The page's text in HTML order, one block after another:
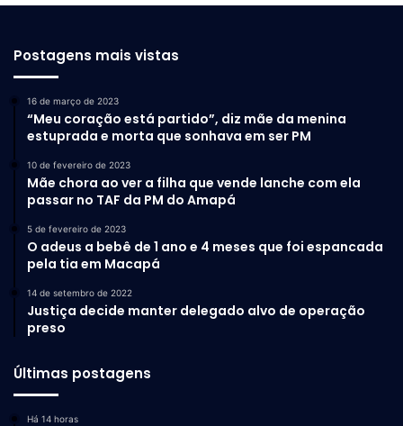
Postagens mais vistas
16 de março de 2023
“Meu coração está partido”, diz mãe da menina
estuprada e morta que sonhava em ser PM
10 de fevereiro de 2023
Mãe chora ao ver a filha que vende lanche com ela
passar no TAF da PM do Amapá
5 de fevereiro de 2023
O adeus a bebê de 1 ano e 4 meses que foi espancada
pela tia em Macapá
14 de setembro de 2022
Justiça decide manter delegado alvo de operação
preso
Últimas postagens
Há 14 horas